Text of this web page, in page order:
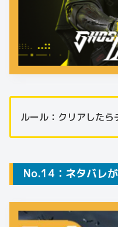
ルール：クリアしたら
No.14：ネタバレ